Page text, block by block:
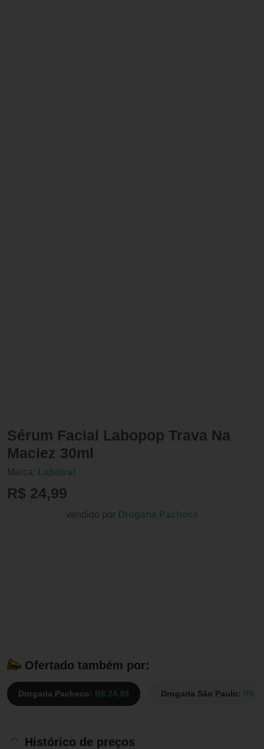
Sérum Facial Labopop Trava Na
Maciez 30ml
Marca: Labotrat
R$ 24,99
vendido por Drogaria Pacheco
Ofertado também por:
Drogaria Pacheco: R$ 24,99 Drogaria São Paulo: R$
Histórico de preços